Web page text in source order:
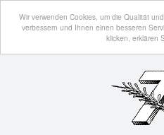
Wir verwenden Cookies, um die Qualität
verbessern und Ihnen einen besseren
klicken, erklären